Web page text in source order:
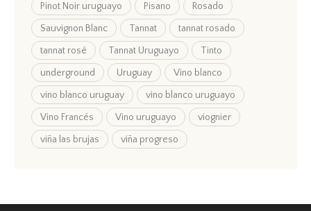
Pinot Noir uruguayo
Pisano
Rosado
Sauvignon Blanc
Tannat
tannat rosado
tannat rosé
Tannat Uruguayo
Tinto
underground
Uruguay
Vino blanco
vino blanco uruguay
vino blanco uruguayo
Vino Francés
Vino uruguayo
viognier
viña las brujas
viña progreso